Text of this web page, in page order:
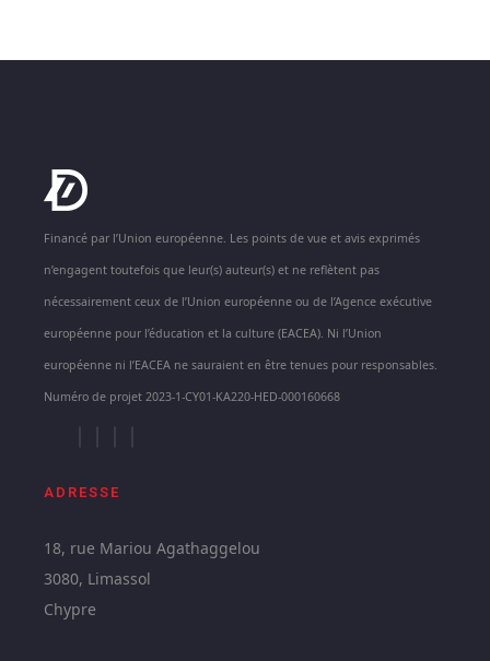
Financé par l’Union européenne. Les points de vue et avis exprimés
n’engagent toutefois que leur(s) auteur(s) et ne reflètent pas
nécessairement ceux de l’Union européenne ou de l’Agence exécutive
européenne pour l’éducation et la culture (EACEA). Ni l’Union
européenne ni l’EACEA ne sauraient en être tenues pour responsables.
Numéro de projet 2023-1-CY01-KA220-HED-000160668
ADRESSE
18, rue Mariou Agathaggelou
3080, Limassol
Chypre